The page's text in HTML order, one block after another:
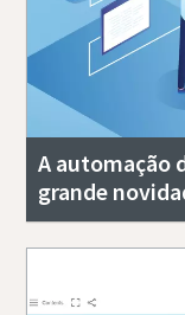
A automação
grande